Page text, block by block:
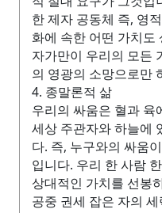
한 제자 공동체 즉, 영
화에 속한 어떤 가치도
자가만이 우리의 모든
의 영광의 소망으로만
4. 종말론적 삶
우리의 싸움은 혈과 육
세상 주관자와 하늘에
다. 즉, 누구와의 싸움
입니다. 우리 한 사람
상대적인 가치를 선봉
공중 권세 잡은 자의